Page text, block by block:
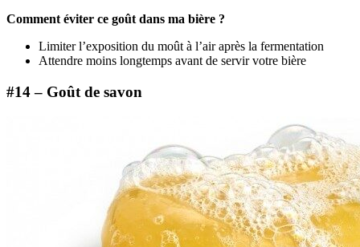
Comment éviter ce goût dans ma bière ?
Limiter l’exposition du moût à l’air après la fermentation
Attendre moins longtemps avant de servir votre bière
#14 – Goût de savon